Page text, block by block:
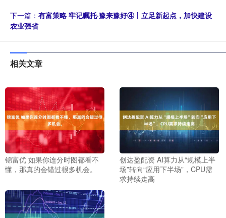
下一篇： 有富策略 牢记嘱托·豫来豫好④丨立足新起点，加快建设
农业强省
相关文章
锦富优 如果你连分时图都看不
懂，那真的会错过很多机会。
创达盈配资 AI算力从“规模上半
场”转向“应用下半场”，CPU需
求持续走高